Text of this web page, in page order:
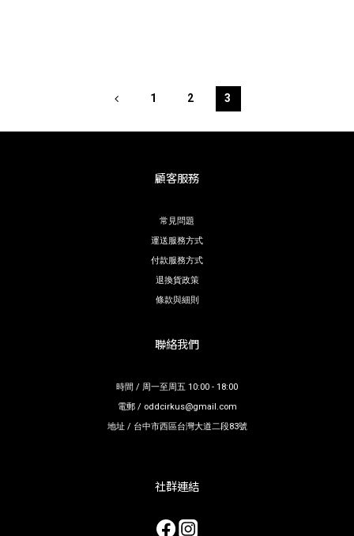
1 2 3
顧客服務
常見問題
運送服務方式
付款服務方式
退換貨政策
條款與細則
聯絡我們
時間 / 周一至周五 10:00 - 18:00
電郵 / oddcirkus@gmail.com
地址 / 台中市西區台灣大道二段83號
社群連結